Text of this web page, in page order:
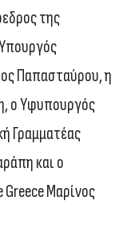
της
Παπασταύρου, η
ο Υφυπουργός
Γραμματέας
και ο
Μαρίνος